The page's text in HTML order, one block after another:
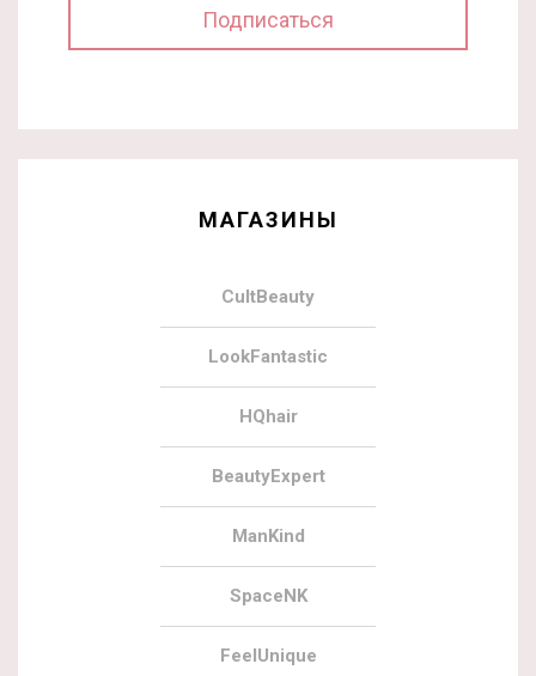
МАГАЗИНЫ
CultBeauty
LookFantastic
HQhair
BeautyExpert
ManKind
SpaceNK
FeelUnique